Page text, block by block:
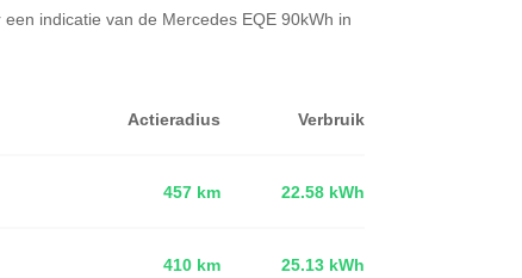
indicatie van de Mercedes EQE 90kWh in
Actieradius Verbruik
457 km 22.58 kWh
410 km 25.13 kWh